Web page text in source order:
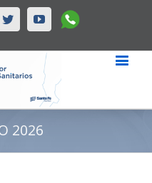
TwitterYoutubeWhatsapp
2026